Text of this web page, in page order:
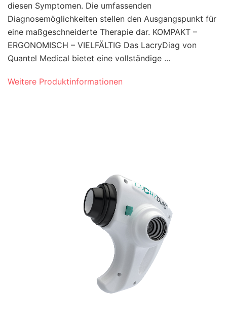
diesen Symptomen. Die umfassenden
Diagnosemöglichkeiten stellen den Ausgangspunkt für
eine maßgeschneiderte Therapie dar. KOMPAKT –
ERGONOMISCH – VIELFÄLTIG Das LacryDiag von
Quantel Medical bietet eine vollständige ...
Weitere Produktinformationen